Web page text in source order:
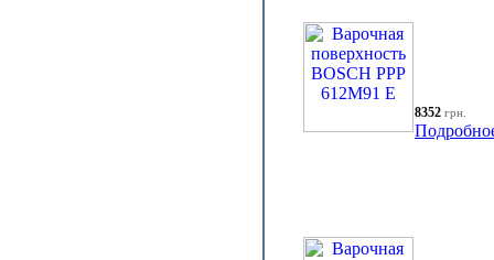
8352 грн.